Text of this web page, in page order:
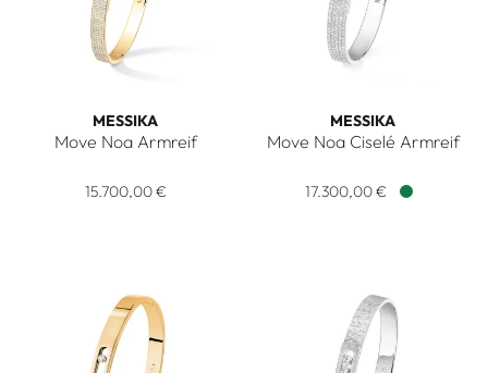
MESSIKA
Move Noa Armreif
15.700,00 €
MESSIKA
Move Noa Ciselé Armreif
17.300,00 €